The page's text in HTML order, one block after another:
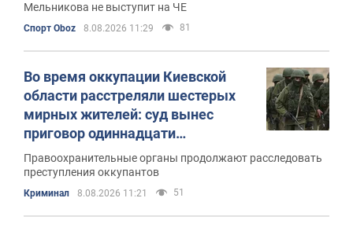
Мельникова не выступит на ЧЕ
Спорт Oboz 8.08.2026 11:29 81
Во время оккупации Киевской
области расстреляли шестерых
мирных жителей: суд вынес
приговор одиннадцати
военнослужащим РФ. Фото
Правоохранительные органы продолжают расследовать
преступления оккупантов
Криминал 8.08.2026 11:21 51